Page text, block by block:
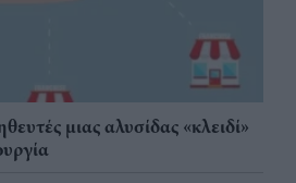
μιας αλυσίδας «κλειδί»